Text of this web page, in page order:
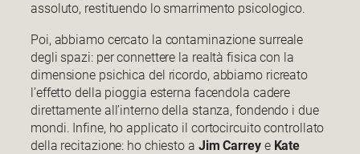
assoluto, restituendo lo smarrimento psicologico.
Poi, abbiamo cercato la contaminazione surreale
degli spazi: per connettere la realtà fisica con la
dimensione psichica del ricordo, abbiamo ricreato
l’effetto della pioggia esterna facendola cadere
direttamente all’interno della stanza, fondendo i due
mondi. Infine, ho applicato il cortocircuito controllato
della recitazione: ho chiesto a Jim Carreye Kate